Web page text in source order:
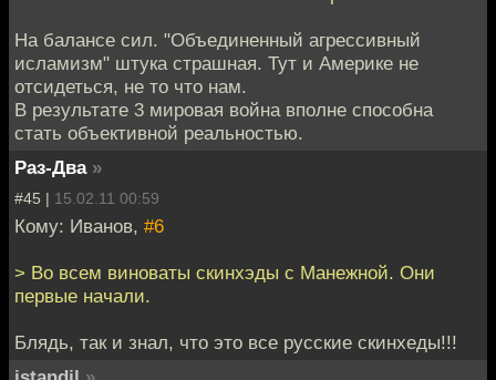
На балансе сил. "Объединенный агрессивный
исламизм" штука страшная. Тут и Америке не
отсидеться, не то что нам.
В результате 3 мировая война вполне способна
стать объективной реальностью.
Раз-Два »
#45 | 15.02.11 00:59
Кому: Иванов, #6
> Во всем виноваты скинхэды с Манежной. Они
первые начали.
Блядь, так и знал, что это все русские скинхеды!!!